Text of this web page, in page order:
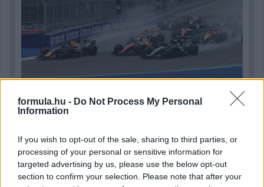
formula.hu - Do Not Process My Personal
Information
If you wish to opt-out of the sale, sharing to third parties, or
processing of your personal or sensitive information for
targeted advertising by us, please use the below opt-out
section to confirm your selection. Please note that after your
5 órája
Kerékpáros világbajnokságra kvalifikálta magát Bottas az
F1-es nyári szünetben